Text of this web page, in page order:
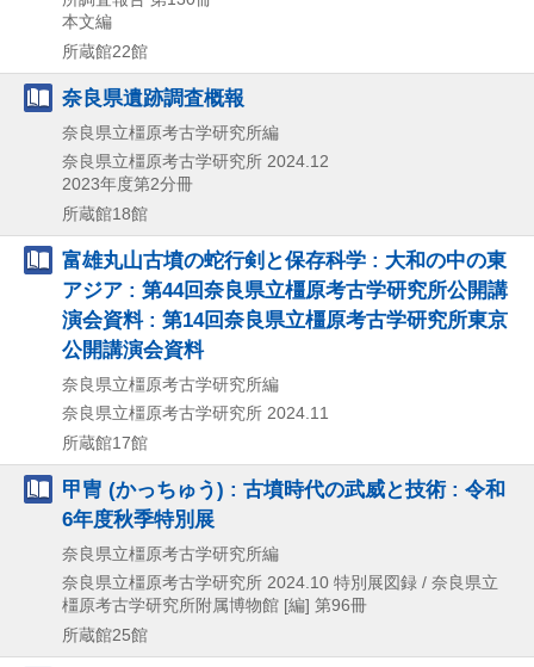
本文編
所蔵館22館
奈良県遺跡調査概報
奈良県立橿原考古学研究所編
奈良県立橿原考古学研究所 2024.12
2023年度第2分冊
所蔵館18館
富雄丸山古墳の蛇行剣と保存科学 : 大和の中の東
アジア : 第44回奈良県立橿原考古学研究所公開講
演会資料 : 第14回奈良県立橿原考古学研究所東京
公開講演会資料
奈良県立橿原考古学研究所編
奈良県立橿原考古学研究所 2024.11
所蔵館17館
甲冑 (かっちゅう) : 古墳時代の武威と技術 : 令和
6年度秋季特別展
奈良県立橿原考古学研究所編
奈良県立橿原考古学研究所 2024.10 特別展図録 / 奈良県立
橿原考古学研究所附属博物館 [編] 第96冊
所蔵館25館